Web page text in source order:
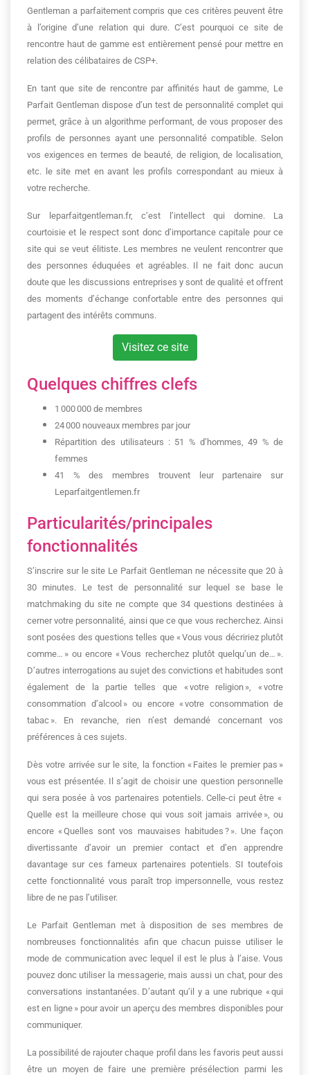
Gentleman a parfaitement compris que ces critères peuvent être
à l’origine d’une relation qui dure. C’est pourquoi ce site de
rencontre haut de gamme est entièrement pensé pour mettre en
relation des célibataires de CSP+.
En tant que site de rencontre par affinités haut de gamme, Le
Parfait Gentleman dispose d’un test de personnalité complet qui
permet, grâce à un algorithme performant, de vous proposer des
profils de personnes ayant une personnalité compatible. Selon
vos exigences en termes de beauté, de religion, de localisation,
etc. le site met en avant les profils correspondant au mieux à
votre recherche.
Sur leparfaitgentleman.fr, c’est l’intellect qui domine. La
courtoisie et le respect sont donc d’importance capitale pour ce
site qui se veut élitiste. Les membres ne veulent rencontrer que
des personnes éduquées et agréables. Il ne fait donc aucun
doute que les discussions entreprises y sont de qualité et offrent
des moments d’échange confortable entre des personnes qui
partagent des intérêts communs.
Visitez ce site
Quelques chiffres clefs
1 000 000 de membres
24 000 nouveaux membres par jour
Répartition des utilisateurs : 51 % d’hommes, 49 % de
femmes
41 % des membres trouvent leur partenaire sur
Leparfaitgentlemen.fr
Particularités/principales
fonctionnalités
S’inscrire sur le site Le Parfait Gentleman ne nécessite que 20 à
30 minutes. Le test de personnalité sur lequel se base le
matchmaking du site ne compte que 34 questions destinées à
cerner votre personnalité, ainsi que ce que vous recherchez. Ainsi
sont posées des questions telles que « Vous vous décririez plutôt
comme… » ou encore « Vous recherchez plutôt quelqu’un de… ».
D’autres interrogations au sujet des convictions et habitudes sont
également de la partie telles que « votre religion », « votre
consommation d’alcool » ou encore « votre consommation de
tabac ». En revanche, rien n’est demandé concernant vos
préférences à ces sujets.
Dès votre arrivée sur le site, la fonction « Faites le premier pas »
vous est présentée. Il s’agit de choisir une question personnelle
qui sera posée à vos partenaires potentiels. Celle-ci peut être «
Quelle est la meilleure chose qui vous soit jamais arrivée », ou
encore « Quelles sont vos mauvaises habitudes ? ». Une façon
divertissante d’avoir un premier contact et d’en apprendre
davantage sur ces fameux partenaires potentiels. SI toutefois
cette fonctionnalité vous paraît trop impersonnelle, vous restez
libre de ne pas l’utiliser.
Le Parfait Gentleman met à disposition de ses membres de
nombreuses fonctionnalités afin que chacun puisse utiliser le
mode de communication avec lequel il est le plus à l’aise. Vous
pouvez donc utiliser la messagerie, mais aussi un chat, pour des
conversations instantanées. D’autant qu’il y a une rubrique « qui
est en ligne » pour avoir un aperçu des membres disponibles pour
communiquer.
La possibilité de rajouter chaque profil dans les favoris peut aussi
être un moyen de faire une première présélection parmi les